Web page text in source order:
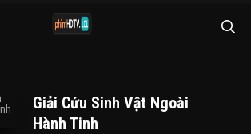
Giải Cứu Sinh Vật Ngoài
Hành Tinh